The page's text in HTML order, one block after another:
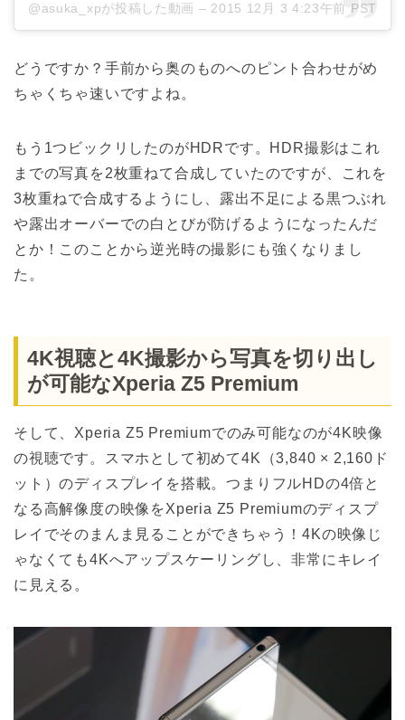
@asuka_xpが投稿した動画 – 2015 12月 3 4:23午前 PST
どうですか？手前から奥のものへのピント合わせがめ
ちゃくちゃ速いですよね。
もう1つビックリしたのがHDRです。HDR撮影はこれ
までの写真を2枚重ねて合成していたのですが、これを
3枚重ねで合成するようにし、露出不足による黒つぶれ
や露出オーバーでの白とびが防げるようになったんだ
とか！このことから逆光時の撮影にも強くなりまし
た。
4K視聴と4K撮影から写真を切り出し
が可能なXperia Z5 Premium
そして、Xperia Z5 Premiumでのみ可能なのが4K映像
の視聴です。スマホとして初めて4K（3,840 × 2,160ド
ット）のディスプレイを搭載。つまりフルHDの4倍と
なる高解像度の映像をXperia Z5 Premiumのディスプ
レイでそのまんま見ることができちゃう！4Kの映像じ
ゃなくても4Kへアップスケーリングし、非常にキレイ
に見える。